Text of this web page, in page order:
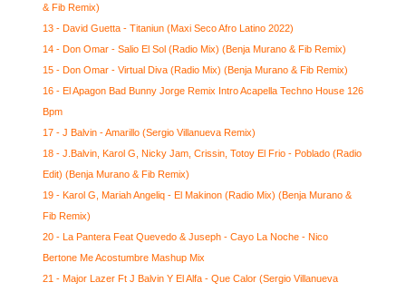
& Fib Remix)
13 - David Guetta - Titaniun (Maxi Seco Afro Latino 2022)
14 - Don Omar - Salio El Sol (Radio Mix) (Benja Murano & Fib Remix)
15 - Don Omar - Virtual Diva (Radio Mix) (Benja Murano & Fib Remix)
16 - El Apagon Bad Bunny Jorge Remix Intro Acapella Techno House 126
Bpm
17 - J Balvin - Amarillo (Sergio Villanueva Remix)
18 - J.Balvin, Karol G, Nicky Jam, Crissin, Totoy El Frio - Poblado (Radio
Edit) (Benja Murano & Fib Remix)
19 - Karol G, Mariah Angeliq - El Makinon (Radio Mix) (Benja Murano &
Fib Remix)
20 - La Pantera Feat Quevedo & Juseph - Cayo La Noche - Nico
Bertone Me Acostumbre Mashup Mix
21 - Major Lazer Ft J Balvin Y El Alfa - Que Calor (Sergio Villanueva